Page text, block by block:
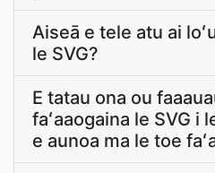
Aiseā e tele atu ai
le SVG?
E tatau ona ou
faʻaaogaina le SVG i
e aunoa ma le toe